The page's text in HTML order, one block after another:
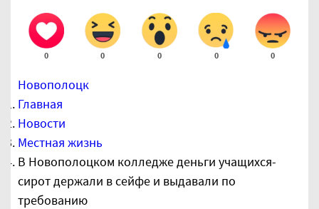
0 0 0 0 0
Новополоцк
Главная
Новости
Местная жизнь
В Новополоцком колледже деньги учащихся-
сирот держали в сейфе и выдавали по
требованию